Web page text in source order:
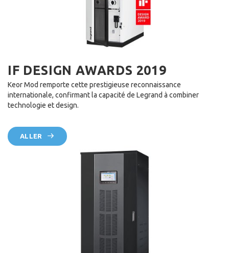
IF DESIGN AWARDS 2019
Keor Mod remporte cette prestigieuse reconnaissance
internationale, confirmant la capacité de Legrand à combiner
technologie et design.
ALLER